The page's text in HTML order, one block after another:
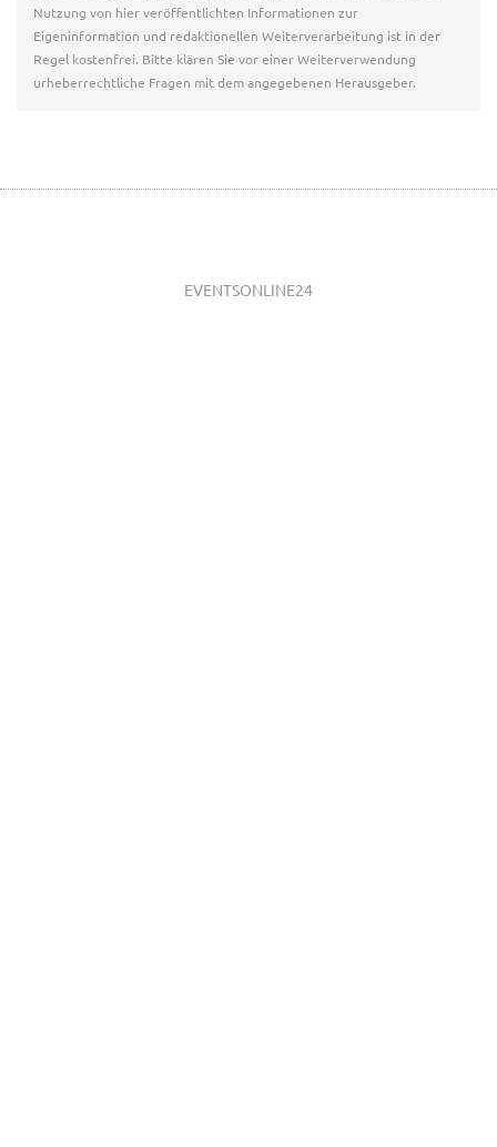
Nutzung von hier veröffentlichten Informationen zur
Eigeninformation und redaktionellen Weiterverarbeitung ist in der
Regel kostenfrei. Bitte klären Sie vor einer Weiterverwendung
urheberrechtliche Fragen mit dem angegebenen Herausgeber.
EVENTSONLINE24